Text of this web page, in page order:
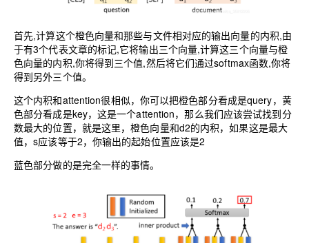
首先,计算这个橙色向量和那些与文件相对应的输出向量的内积,由
于有3个代表文章的标记,它将输出三个向量,计算这三个向量与橙
色向量的内积,你将得到三个值,然后将它们通过softmax函数,你将
得到另外三个值。
这个内积和attention很相似，你可以把橙色部分看成是query，黄
色部分看成是key，这是一个attention，那么我们应该尝试找到分
数最大的位置，就是这里，橙色向量和d2的内积，如果这是最大
值，s应该等于2，你输出的起始位置应该是2
蓝色部分做的是完全一样的事情。